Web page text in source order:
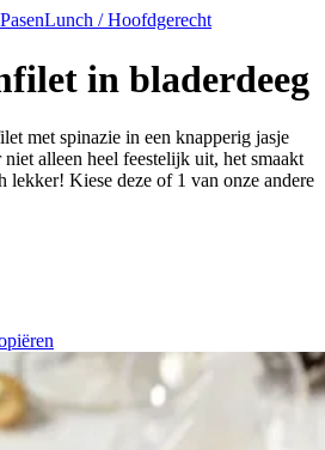
PasenLunch / Hoofdgerecht
in bladerdeeg
met spinazie in een knapperig jasje
alleen heel feestelijk uit, het smaakt
lekker! Kiese deze of 1 van onze andere